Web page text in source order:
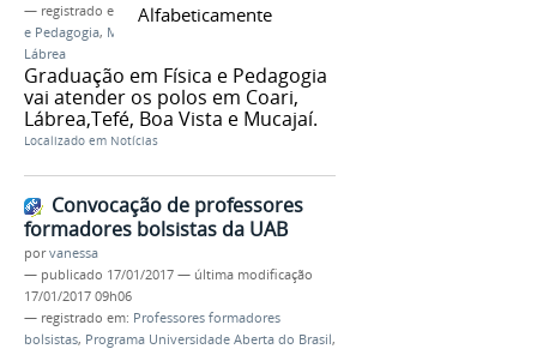
Alfabeticamente
— registrado em:
EaD,PROEN,Licenciaturas Física
e Pedagogia, Mucajaí
Lábrea
Graduação em Física e Pedagogia
vai atender os polos em Coari,
Lábrea,Tefé, Boa Vista e Mucajaí.
Localizado em Notícias
Convocação de professores
formadores bolsistas da UAB
porvanessa
— publicado 17/01/2017 — última modificação
17/01/2017 09h06
— registrado em: Professores formadores
bolsistas, Programa Universidade Aberta do Brasil,